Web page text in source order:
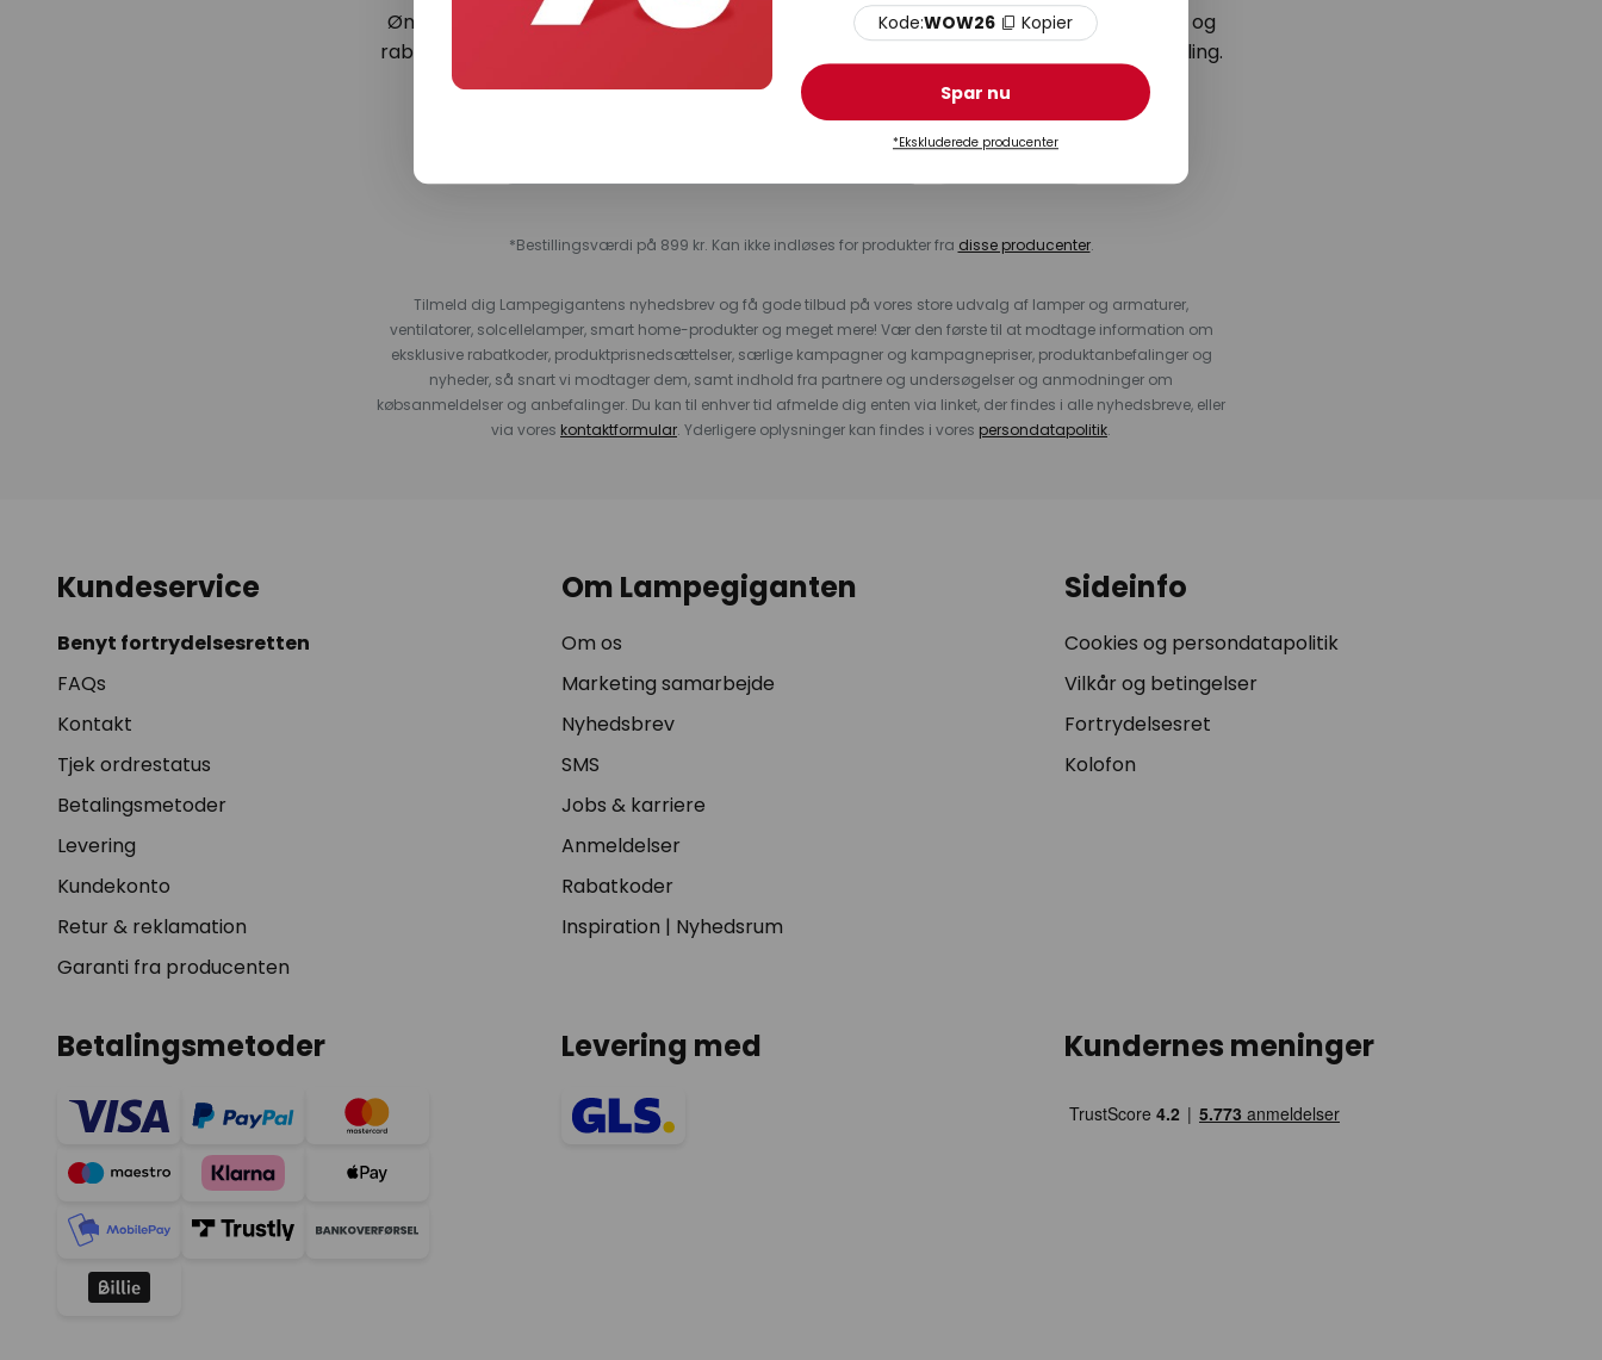
Ønsker du information om aktuelle indretnings- og belysningstrends, eksklusive tilbud og
rabatter? Ved at tilmelde dig vores nyhetsbrev får du
på din næste bestilling.
Privatkunde
Abonnér nu
*Bestillingsværdi på 899 kr. Kan ikke indløses for produkter fra disse producenter.
Tilmeld dig Lampegigantens nyhedsbrev og få gode tilbud på vores store udvalg af lamper og armaturer,
ventilatorer, solcellelamper, smart home-produkter og meget mere! Vær den første til at modtage information om
eksklusive rabatkoder, produktprisnedsættelser, særlige kampagner og kampagnepriser, produktanbefalinger og
nyheder, så snart vi modtager dem, samt indhold fra partnere og undersøgelser og anmodninger om
købsanmeldelser og anbefalinger. Du kan til enhver tid afmelde dig enten via linket, der findes i alle nyhedsbreve, eller
via vores kontaktformular. Yderligere oplysninger kan findes i vores persondatapolitik.
Kundeservice
Benyt fortrydelsesretten
FAQs
Kontakt
Tjek ordrestatus
Betalingsmetoder
Levering
Kundekonto
Retur & reklamation
Garanti fra producenten
Om Lampegiganten
Om os
Marketing samarbejde
Nyhedsbrev
SMS
Jobs & karriere
Anmeldelser
Rabatkoder
Inspiration | Nyhedsrum
Sideinfo
Cookies og persondatapolitik
Vilkår og betingelser
Fortrydelsesret
Kolofon
Betalingsmetoder Levering med Kundernes meninger
Kode:WOW26 Kopier
Spar nu
*Ekskluderede producenter